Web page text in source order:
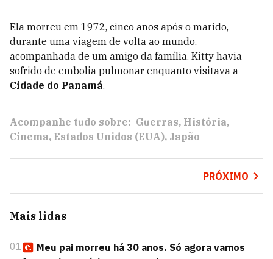
Ela morreu em 1972, cinco anos após o marido,
durante uma viagem de volta ao mundo,
acompanhada de um amigo da família. Kitty havia
sofrido de embolia pulmonar enquanto visitava a
Cidade do Panamá.
Acompanhe tudo sobre: Guerras História
Cinema Estados Unidos (EUA) Japão
PRÓXIMO
Mais lidas
01
Meu pai morreu há 30 anos. Só agora vamos